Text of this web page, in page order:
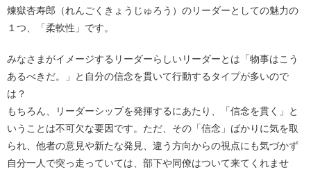
煉獄杏寿郎（れんごくきょうじゅろう）のリーダーとしての魅力の
１つ、「柔軟性」です。
みなさまがイメージするリーダーらしいリーダーとは「物事はこう
あるべきだ。」と自分の信念を貫いて行動するタイプが多いので
は？
もちろん、リーダーシップを発揮するにあたり、「信念を貫く」と
いうことは不可欠な要因です。ただ、その「信念」ばかりに気を取
られ、他者の意見や新たな発見、違う方向からの視点にも気づかず
自分一人で突っ走っていては、部下や同僚はついて来てくれませ